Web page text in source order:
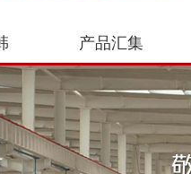
产品汇集